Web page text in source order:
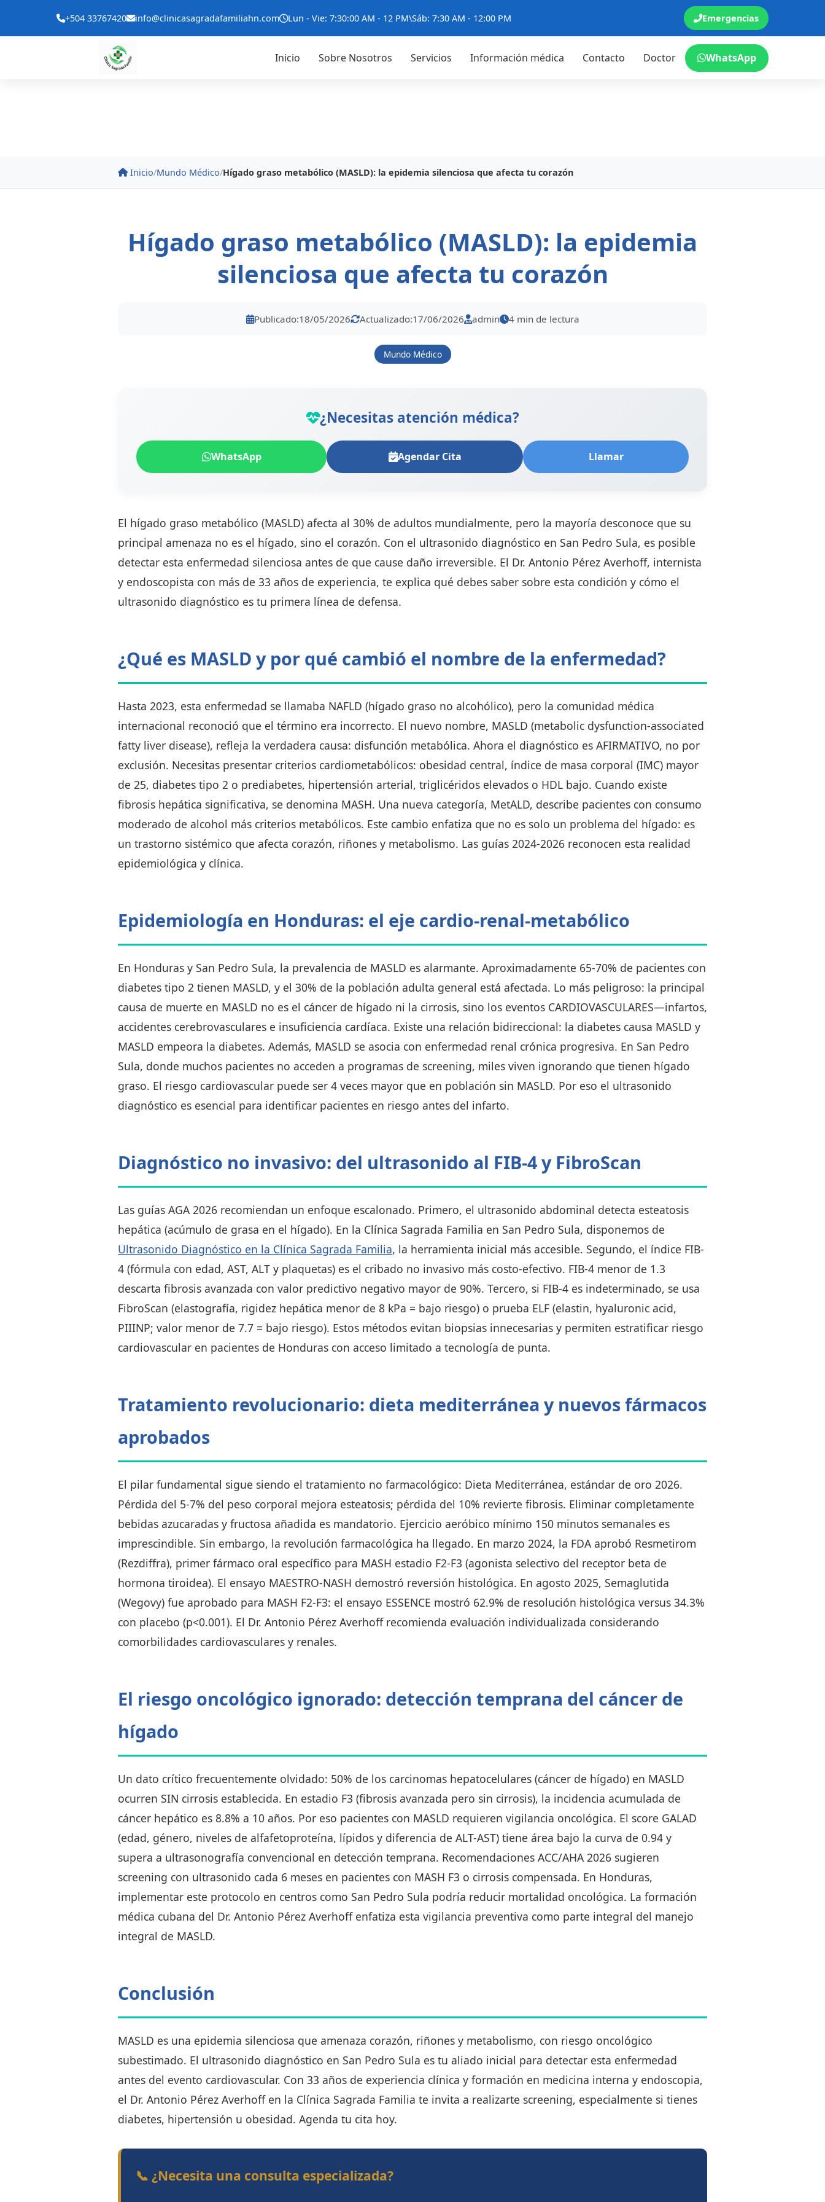
+504 33767420 info@clinicasagradafamiliahn.com Lun - Vie: 7:30:00 AM - 12 PM\Sáb: 7:30 AM - 12:00 PM Emergencias
Inicio Sobre Nosotros Servicios Información médica Contacto Doctor WhatsApp
Inicio/Mundo Médico/Hígado graso metabólico (MASLD): la epidemia silenciosa que afecta tu corazón
Hígado graso metabólico (MASLD): la epidemia
silenciosa que afecta tu corazón
Publicado:18/05/2026 Actualizado:17/06/2026 admin 4 min de lectura
Mundo Médico
¿Necesitas atención médica?
WhatsApp Agendar Cita Llamar
El hígado graso metabólico (MASLD) afecta al 30% de adultos mundialmente, pero la mayoría desconoce que su
principal amenaza no es el hígado, sino el corazón. Con el ultrasonido diagnóstico en San Pedro Sula, es posible
detectar esta enfermedad silenciosa antes de que cause daño irreversible. El Dr. Antonio Pérez Averhoff, internista
y endoscopista con más de 33 años de experiencia, te explica qué debes saber sobre esta condición y cómo el
ultrasonido diagnóstico es tu primera línea de defensa.
¿Qué es MASLD y por qué cambió el nombre de la enfermedad?
Hasta 2023, esta enfermedad se llamaba NAFLD (hígado graso no alcohólico), pero la comunidad médica
internacional reconoció que el término era incorrecto. El nuevo nombre, MASLD (metabolic dysfunction-associated
fatty liver disease), refleja la verdadera causa: disfunción metabólica. Ahora el diagnóstico es AFIRMATIVO, no por
exclusión. Necesitas presentar criterios cardiometabólicos: obesidad central, índice de masa corporal (IMC) mayor
de 25, diabetes tipo 2 o prediabetes, hipertensión arterial, triglicéridos elevados o HDL bajo. Cuando existe
fibrosis hepática significativa, se denomina MASH. Una nueva categoría, MetALD, describe pacientes con consumo
moderado de alcohol más criterios metabólicos. Este cambio enfatiza que no es solo un problema del hígado: es
un trastorno sistémico que afecta corazón, riñones y metabolismo. Las guías 2024-2026 reconocen esta realidad
epidemiológica y clínica.
Epidemiología en Honduras: el eje cardio-renal-metabólico
En Honduras y San Pedro Sula, la prevalencia de MASLD es alarmante. Aproximadamente 65-70% de pacientes con
diabetes tipo 2 tienen MASLD, y el 30% de la población adulta general está afectada. Lo más peligroso: la principal
causa de muerte en MASLD no es el cáncer de hígado ni la cirrosis, sino los eventos CARDIOVASCULARES—infartos,
accidentes cerebrovasculares e insuficiencia cardíaca. Existe una relación bidireccional: la diabetes causa MASLD y
MASLD empeora la diabetes. Además, MASLD se asocia con enfermedad renal crónica progresiva. En San Pedro
Sula, donde muchos pacientes no acceden a programas de screening, miles viven ignorando que tienen hígado
graso. El riesgo cardiovascular puede ser 4 veces mayor que en población sin MASLD. Por eso el ultrasonido
diagnóstico es esencial para identificar pacientes en riesgo antes del infarto.
Diagnóstico no invasivo: del ultrasonido al FIB-4 y FibroScan
Las guías AGA 2026 recomiendan un enfoque escalonado. Primero, el ultrasonido abdominal detecta esteatosis
hepática (acúmulo de grasa en el hígado). En la Clínica Sagrada Familia en San Pedro Sula, disponemos de
Ultrasonido Diagnóstico en la Clínica Sagrada Familia, la herramienta inicial más accesible. Segundo, el índice FIB-
4 (fórmula con edad, AST, ALT y plaquetas) es el cribado no invasivo más costo-efectivo. FIB-4 menor de 1.3
descarta fibrosis avanzada con valor predictivo negativo mayor de 90%. Tercero, si FIB-4 es indeterminado, se usa
FibroScan (elastografía, rigidez hepática menor de 8 kPa = bajo riesgo) o prueba ELF (elastin, hyaluronic acid,
PIIINP; valor menor de 7.7 = bajo riesgo). Estos métodos evitan biopsias innecesarias y permiten estratificar riesgo
cardiovascular en pacientes de Honduras con acceso limitado a tecnología de punta.
Tratamiento revolucionario: dieta mediterránea y nuevos fármacos
aprobados
El pilar fundamental sigue siendo el tratamiento no farmacológico: Dieta Mediterránea, estándar de oro 2026.
Pérdida del 5-7% del peso corporal mejora esteatosis; pérdida del 10% revierte fibrosis. Eliminar completamente
bebidas azucaradas y fructosa añadida es mandatorio. Ejercicio aeróbico mínimo 150 minutos semanales es
imprescindible. Sin embargo, la revolución farmacológica ha llegado. En marzo 2024, la FDA aprobó Resmetirom
(Rezdiffra), primer fármaco oral específico para MASH estadio F2-F3 (agonista selectivo del receptor beta de
hormona tiroidea). El ensayo MAESTRO-NASH demostró reversión histológica. En agosto 2025, Semaglutida
(Wegovy) fue aprobado para MASH F2-F3: el ensayo ESSENCE mostró 62.9% de resolución histológica versus 34.3%
con placebo (p<0.001). El Dr. Antonio Pérez Averhoff recomienda evaluación individualizada considerando
comorbilidades cardiovasculares y renales.
El riesgo oncológico ignorado: detección temprana del cáncer de
hígado
Un dato crítico frecuentemente olvidado: 50% de los carcinomas hepatocelulares (cáncer de hígado) en MASLD
ocurren SIN cirrosis establecida. En estadio F3 (fibrosis avanzada pero sin cirrosis), la incidencia acumulada de
cáncer hepático es 8.8% a 10 años. Por eso pacientes con MASLD requieren vigilancia oncológica. El score GALAD
(edad, género, niveles de alfafetoproteína, lípidos y diferencia de ALT-AST) tiene área bajo la curva de 0.94 y
supera a ultrasonografía convencional en detección temprana. Recomendaciones ACC/AHA 2026 sugieren
screening con ultrasonido cada 6 meses en pacientes con MASH F3 o cirrosis compensada. En Honduras,
implementar este protocolo en centros como San Pedro Sula podría reducir mortalidad oncológica. La formación
médica cubana del Dr. Antonio Pérez Averhoff enfatiza esta vigilancia preventiva como parte integral del manejo
integral de MASLD.
Conclusión
MASLD es una epidemia silenciosa que amenaza corazón, riñones y metabolismo, con riesgo oncológico
subestimado. El ultrasonido diagnóstico en San Pedro Sula es tu aliado inicial para detectar esta enfermedad
antes del evento cardiovascular. Con 33 años de experiencia clínica y formación en medicina interna y endoscopia,
el Dr. Antonio Pérez Averhoff en la Clínica Sagrada Familia te invita a realizarte screening, especialmente si tienes
diabetes, hipertensión u obesidad. Agenda tu cita hoy.
📞 ¿Necesita una consulta especializada?